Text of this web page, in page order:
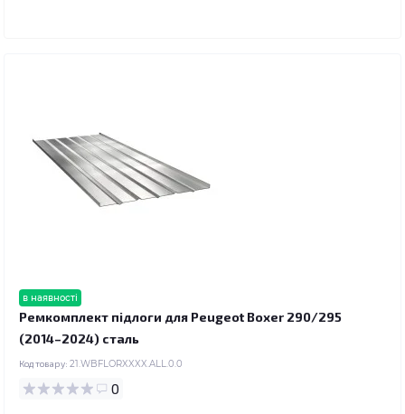
в наявності
Ремкомплект підлоги для Peugeot Boxer 290/295
(2014–2024) сталь
Код товару: 21.WBFLORXXXX.ALL.0.0
0